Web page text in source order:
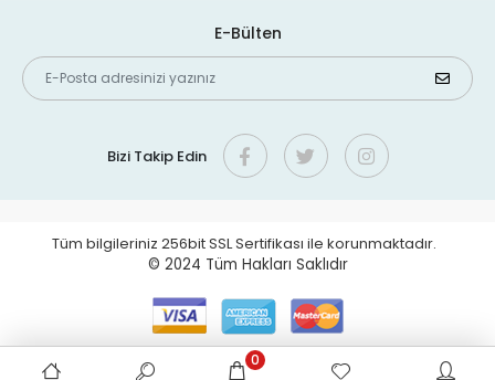
E-Bülten
Bizi Takip Edin
Tüm bilgileriniz 256bit SSL Sertifikası ile korunmaktadır.
© 2024 Tüm Hakları Saklıdır
0